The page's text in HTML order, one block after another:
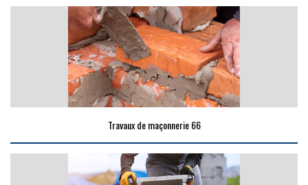
Travaux de maçonnerie 66